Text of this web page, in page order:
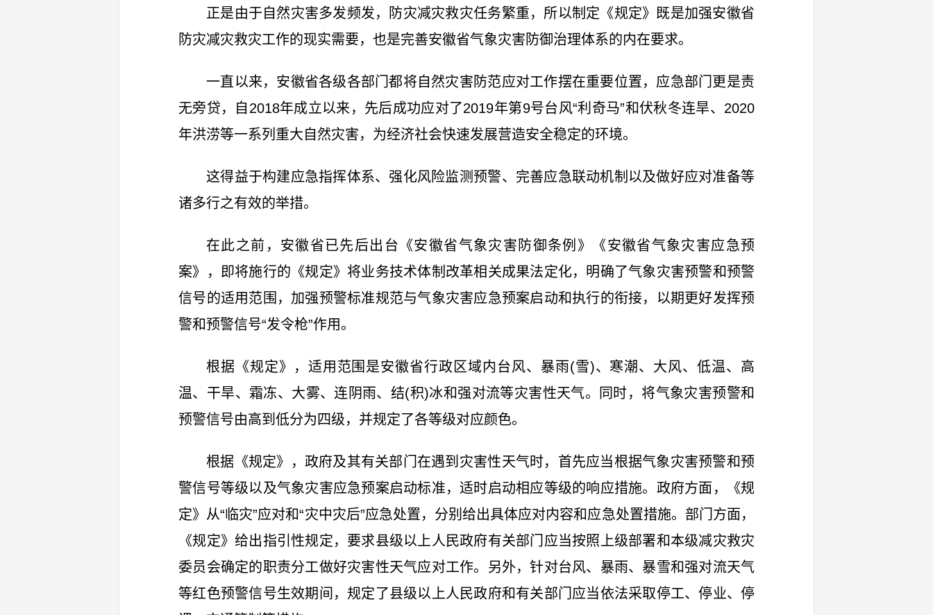
正是由于自然灾害多发频发，防灾减灾救灾任务繁重，所以制定《规定》既是加强安徽省
防灾减灾救灾工作的现实需要，也是完善安徽省气象灾害防御治理体系的内在要求。
一直以来，安徽省各级各部门都将自然灾害防范应对工作摆在重要位置，应急部门更是责
无旁贷，自2018年成立以来，先后成功应对了2019年第9号台风“利奇马”和伏秋冬连旱、2020
年洪涝等一系列重大自然灾害，为经济社会快速发展营造安全稳定的环境。
这得益于构建应急指挥体系、强化风险监测预警、完善应急联动机制以及做好应对准备等
诸多行之有效的举措。
在此之前，安徽省已先后出台《安徽省气象灾害防御条例》《安徽省气象灾害应急预
案》，即将施行的《规定》将业务技术体制改革相关成果法定化，明确了气象灾害预警和预警
信号的适用范围，加强预警标准规范与气象灾害应急预案启动和执行的衔接，以期更好发挥预
警和预警信号“发令枪”作用。
根据《规定》，适用范围是安徽省行政区域内台风、暴雨(雪)、寒潮、大风、低温、高
温、干旱、霜冻、大雾、连阴雨、结(积)冰和强对流等灾害性天气。同时，将气象灾害预警和
预警信号由高到低分为四级，并规定了各等级对应颜色。
根据《规定》，政府及其有关部门在遇到灾害性天气时，首先应当根据气象灾害预警和预
警信号等级以及气象灾害应急预案启动标准，适时启动相应等级的响应措施。政府方面，《规
定》从“临灾”应对和“灾中灾后”应急处置，分别给出具体应对内容和应急处置措施。部门方面，
《规定》给出指引性规定，要求县级以上人民政府有关部门应当按照上级部署和本级减灾救灾
委员会确定的职责分工做好灾害性天气应对工作。另外，针对台风、暴雨、暴雪和强对流天气
等红色预警信号生效期间，规定了县级以上人民政府和有关部门应当依法采取停工、停业、停